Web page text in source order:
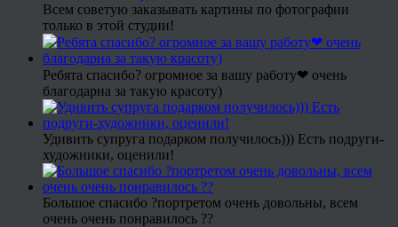
Всем советую заказывать картины по фотографии
только в этой студии!
Ребята спасибо? огромное за вашу работу❤ очень
благодарна за такую красоту)
Удивить супруга подарком получилось))) Есть подруги-
художники, оценили!
Большое спасибо ?портретом очень довольны, всем
очень очень понравилось ??